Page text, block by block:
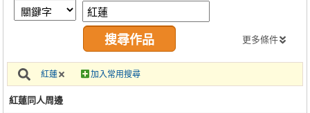
交流中心
攤位轉讓區
會員功能選單
更多條件
紅蓮 加入常用搜尋
紅蓮同人周邊